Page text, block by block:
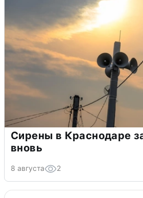
Сирены в Краснодаре
вновь
8 августа 2